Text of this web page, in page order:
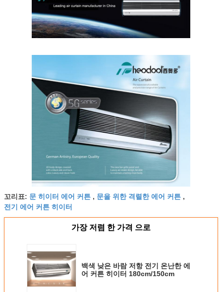
꼬리표: 문 히이터 에어 커튼 , 문을 위한 격렬한 에어 커튼 ,
전기 에어 커튼 히이터
가장 저렴 한 가격 으로
백색 낮은 바람 저항 전기 온난한 에
어 커튼 히이터 180cm/150cm